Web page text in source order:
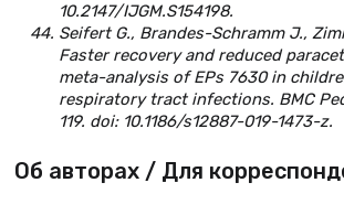
10.2147/IJGM.S154198.
Seifert G., Brandes-Schramm J.,
Faster recovery and reduced
meta-analysis of EPs 7630 in
respiratory tract infections. BMC
119. doi: 10.1186/s12887-019-1473-z.
Об авторах / Для